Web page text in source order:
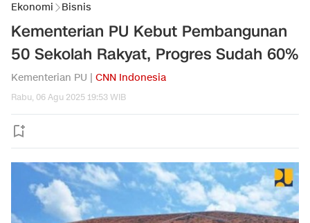
Ekonomi Bisnis
Kementerian PU Kebut Pembangunan
50 Sekolah Rakyat, Progres Sudah 60%
Kementerian PU | CNN Indonesia
Rabu, 06 Agu 2025 19:53 WIB